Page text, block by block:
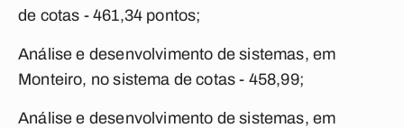
de cotas - 461,34 pontos;
Análise e desenvolvimento de sistemas, em
Monteiro, no sistema de cotas - 458,99;
Análise e desenvolvimento de sistemas, em